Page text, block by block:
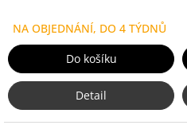
NA OBJEDNÁNÍ, DO 4 TÝDNŮ
Do košíku
Detail